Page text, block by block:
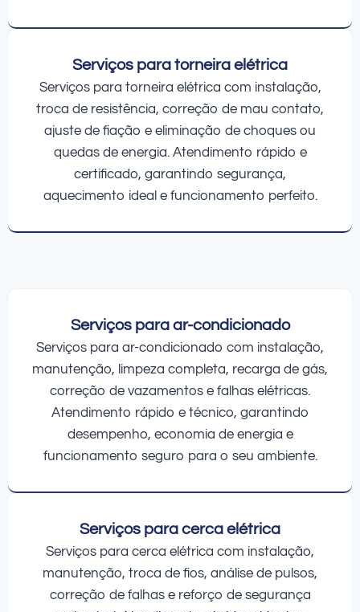
Serviços para torneira elétrica
Serviços para torneira elétrica com instalação,
troca de resistência, correção de mau contato,
ajuste de fiação e eliminação de choques ou
quedas de energia. Atendimento rápido e
certificado, garantindo segurança,
aquecimento ideal e funcionamento perfeito.
Serviços para ar-condicionado
Serviços para ar-condicionado com instalação,
manutenção, limpeza completa, recarga de gás,
correção de vazamentos e falhas elétricas.
Atendimento rápido e técnico, garantindo
desempenho, economia de energia e
funcionamento seguro para o seu ambiente.
Serviços para cerca elétrica
Serviços para cerca elétrica com instalação,
manutenção, troca de fios, análise de pulsos,
correção de falhas e reforço de segurança